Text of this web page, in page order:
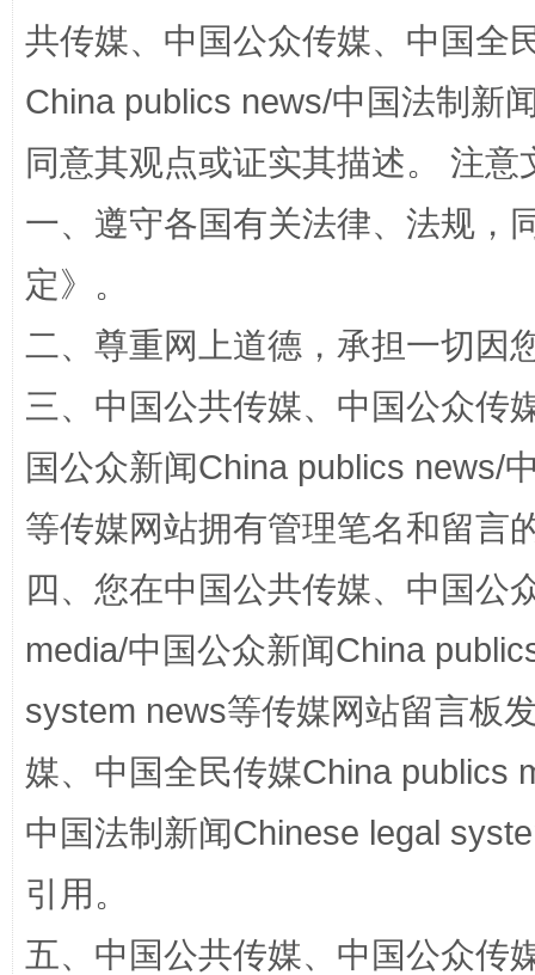
揭批美国五大"原罪" "炒
解纷+调解+退费，一次搞定
站台名比不上好声名
共传媒、中国公众传媒、中国全
China publics news/中国法制新
同意其观点或证实其描述。 注
一、遵守各国有关法律、法规，
定》。
二、尊重网上道德，承担一切因
三、中国公共传媒、中国公众传
国公众新闻China publics news/
等传媒网站拥有管理笔名和留言
四、您在中国公共传媒、中国公
media/中国公众新闻China
system news等传媒网站留言板
媒、中国全民传媒China publics
中国法制新闻Chinese legal
引用。
五、中国公共传媒、中国公众传